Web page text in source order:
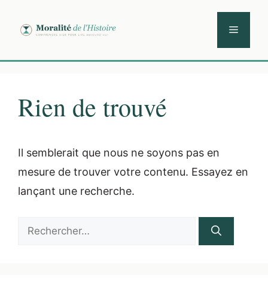
contenu
Menu
Rien de trouvé
Il semblerait que nous ne soyons pas en
mesure de trouver votre contenu. Essayez en
lançant une recherche.
Rechercher :